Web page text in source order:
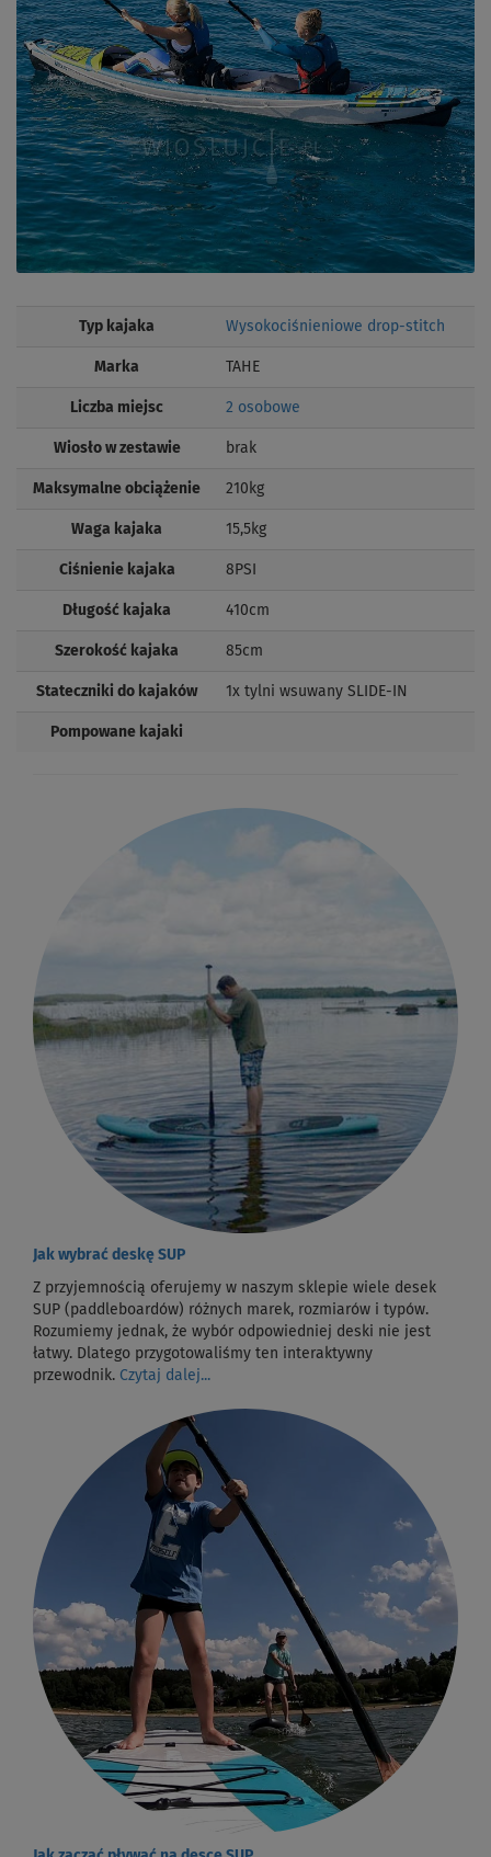
Typ kajaka Wysokociśnieniowe drop-stitch
Marka TAHE
Liczba miejsc 2 osobowe
Wiosło w zestawie brak
Maksymalne obciążenie 210kg
Waga kajaka 15,5kg
Ciśnienie kajaka 8PSI
Długość kajaka 410cm
Szerokość kajaka 85cm
Stateczniki do kajaków 1x tylni wsuwany SLIDE-IN
Pompowane kajaki
Jak wybrać deskę SUP
Z przyjemnością oferujemy w naszym sklepie wiele desek
SUP (paddleboardów) różnych marek, rozmiarów i typów.
Rozumiemy jednak, że wybór odpowiedniej deski nie jest
łatwy. Dlatego przygotowaliśmy ten interaktywny
przewodnik. Czytaj dalej...